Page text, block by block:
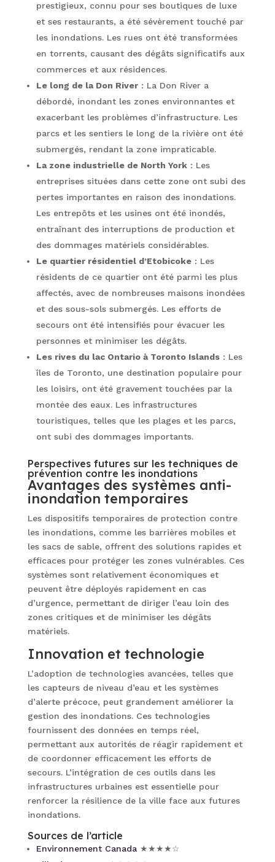
prestigieux, connu pour ses boutiques de luxe
et ses restaurants, a été sévèrement touché par
les inondations. Les rues ont été transformées
en torrents, causant des dégâts significatifs aux
commerces et aux résidences.
Le long de la Don River: La Don River a
débordé, inondant les zones environnantes et
exacerbant les problèmes d’infrastructure. Les
parcs et les sentiers le long de la rivière ont été
submergés, rendant la zone impraticable.
La zone industrielle de North York: Les
entreprises situées dans cette zone ont subi des
pertes importantes en raison des inondations.
Les entrepôts et les usines ont été inondés,
entraînant des interruptions de production et
des dommages matériels considérables.
Le quartier résidentiel d’Etobicoke: Les
résidents de ce quartier ont été parmi les plus
affectés, avec de nombreuses maisons inondées
et des sous-sols submergés. Les efforts de
secours ont été intensifiés pour évacuer les
personnes et minimiser les dégâts.
Les rives du lac Ontario à Toronto Islands: Les
îles de Toronto, une destination populaire pour
les loisirs, ont été gravement touchées par la
montée des eaux. Les infrastructures
touristiques, telles que les plages et les parcs,
ont subi des dommages importants.
Perspectives futures sur les techniques de
prévention contre les inondations
Avantages des systèmes anti-
inondation temporaires
Les dispositifs temporaires de protection contre
les inondations, comme les barrières mobiles et
les sacs de sable, offrent des solutions rapides et
efficaces pour protéger les zones vulnérables. Ces
systèmes sont relativement économiques et
peuvent être déployés rapidement en cas
d’urgence, permettant de diriger l’eau loin des
zones critiques et de minimiser les dégâts
matériels.
Innovation et technologie
L’adoption de technologies avancées, telles que
les capteurs de niveau d’eau et les systèmes
d’alerte précoce, peut grandement améliorer la
gestion des inondations. Ces technologies
fournissent des données en temps réel,
permettant aux autorités de réagir rapidement et
de coordonner efficacement les efforts de
secours. L’intégration de ces outils dans les
infrastructures urbaines est essentielle pour
renforcer la résilience de la ville face aux futures
inondations.
Sources de l’article
Environnement Canada★★★★☆